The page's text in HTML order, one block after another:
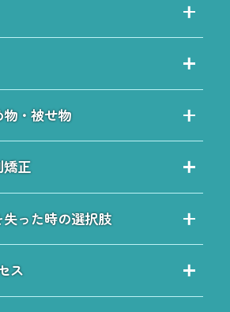
策
て
徴
物・被せ物
物のQ&A
矯正
どもの歯並び
失った時の選択肢
ス